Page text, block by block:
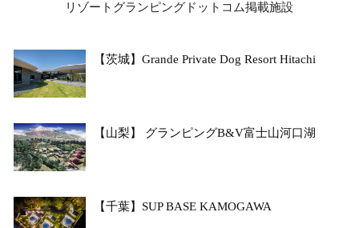
リゾートグランピングドットコム掲載施設
【茨城】Grande Private Dog Resort Hitachi
【山梨】 グランピングB&V富士山河口湖
【千葉】SUP BASE KAMOGAWA